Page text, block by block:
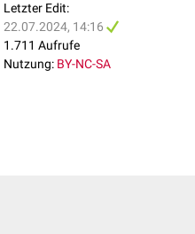
Letzter Edit:
22.07.2024, 14:16
1.711 Aufrufe
Nutzung: BY-NC-SA